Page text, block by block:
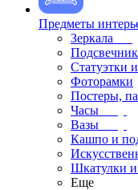
Предметы
Зеркала
Статуэтки
Фоторамки
Постеры,
Часы
Вазы
Кашпо и
Шкатулки
Еще